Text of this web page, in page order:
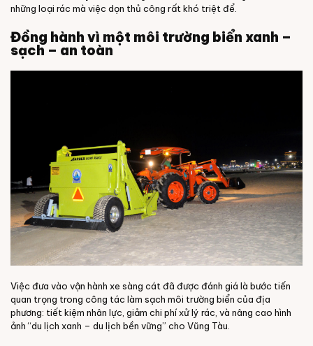
những loại rác mà việc dọn thủ công rất khó triệt để.
Đồng hành vì một môi trường biển xanh –
sạch – an toàn
Việc đưa vào vận hành xe sàng cát đã được đánh giá là bước tiến
quan trọng trong công tác làm sạch môi trường biển của địa
phương: tiết kiệm nhân lực, giảm chi phí xử lý rác, và nâng cao hình
ảnh “du lịch xanh – du lịch bền vững” cho Vũng Tàu.